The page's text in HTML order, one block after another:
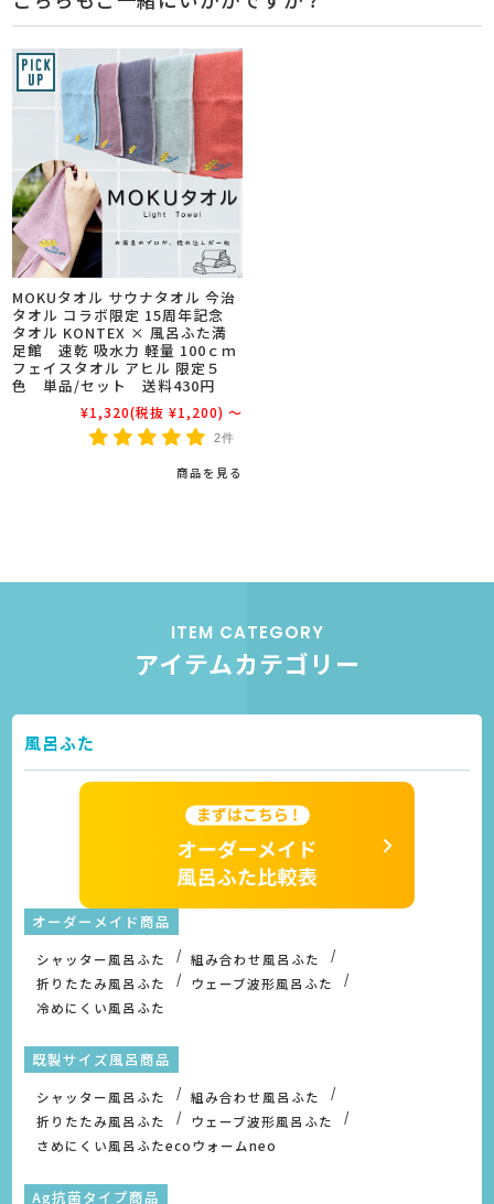
MOKUタオル サウナタオル 今治
タオル コラボ限定 15周年記念
タオル KONTEX × 風呂ふた満
足館 速乾 吸水力 軽量 100ｃｍ
フェイスタオル アヒル 限定５
色 単品/セット 送料430円
¥1,320(税抜 ¥1,200) ～
2件
商品を見る
ITEM CATEGORY
アイテムカテゴリー
風呂ふた
オーダーメイド商品
シャッター風呂ふた
組み合わせ風呂ふた
折りたたみ風呂ふた
ウェーブ波形風呂ふた
冷めにくい風呂ふた
既製サイズ風呂商品
シャッター風呂ふた
組み合わせ風呂ふた
折りたたみ風呂ふた
ウェーブ波形風呂ふた
さめにくい風呂ふたecoウォームneo
Ag抗菌タイプ商品